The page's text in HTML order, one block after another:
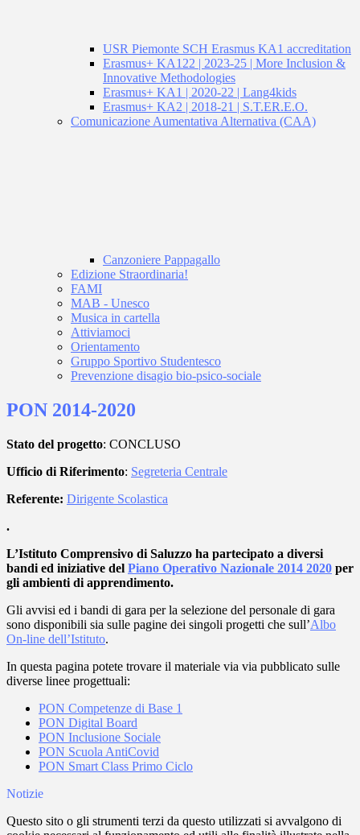
USR Piemonte SCH Erasmus KA1 accreditation
Erasmus+ KA122 | 2023-25 | More Inclusion &
Innovative Methodologies
Erasmus+ KA1 | 2020-22 | Lang4kids
Erasmus+ KA2 | 2018-21 | S.T.ER.E.O.
Comunicazione Aumentativa Alternativa (CAA)
Canzoniere Pappagallo
Edizione Straordinaria!
FAMI
MAB - Unesco
Musica in cartella
Attiviamoci
Orientamento
Gruppo Sportivo Studentesco
Prevenzione disagio bio-psico-sociale
PON 2014-2020
Stato del progetto: CONCLUSO
Ufficio di Riferimento: Segreteria Centrale
Referente: Dirigente Scolastica
.
L’Istituto Comprensivo di Saluzzo ha partecipato a diversi
bandi ed iniziative del Piano Operativo Nazionale 2014 2020 per
gli ambienti di apprendimento.
Gli avvisi ed i bandi di gara per la selezione del personale di gara
sono disponibili sia sulle pagine dei singoli progetti che sull’Albo
On-line dell’Istituto.
In questa pagina potete trovare il materiale via via pubblicato sulle
diverse linee progettuali:
PON Competenze di Base 1
PON Digital Board
PON Inclusione Sociale
PON Scuola AntiCovid
PON Smart Class Primo Ciclo
Notizie
Questo sito o gli strumenti terzi da questo utilizzati si avvalgono di